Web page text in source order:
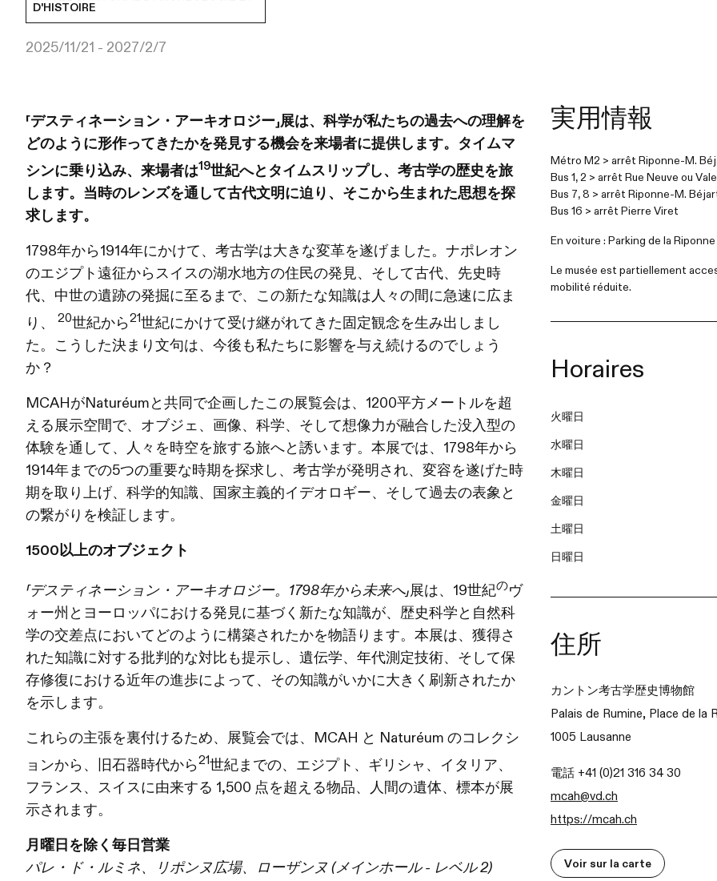
D'HISTOIRE
2025/11/21 - 2027/2/7
「デスティネーション・アーキオロジー」展は、科学が私たちの過去への理解を
どのように形作ってきたかを発見する機会を来場者に提供します。タイムマ
シンに乗り込み、来場者は19世紀へとタイムスリップし、考古学の歴史を旅
します。当時のレンズを通して古代文明に迫り、そこから生まれた思想を探
求します。
1798年から1914年にかけて、考古学は大きな変革を遂げました。ナポレオン
のエジプト遠征からスイスの湖水地方の住民の発見、そして古代、先史時
代、中世の遺跡の発掘に至るまで、この新たな知識は人々の間に急速に広ま
り、 20世紀から 21世紀にかけて受け継がれてきた固定観念を生み出しまし
た。こうした決まり文句は、今後も私たちに影響を与え続けるのでしょう
か？
MCAHがNaturéumと共同で企画したこの展覧会は、1200平方メートルを超
える展示空間で、オブジェ、画像、科学、そして想像力が融合した没入型の
体験を通して、人々を時空を旅する旅へと誘います。本展では、1798年から
1914年までの5つの重要な時期を探求し、考古学が発明され、変容を遂げた時
期を取り上げ、科学的知識、国家主義的イデオロギー、そして過去の表象と
の繋がりを検証します。
1500以上のオブジェクト
「デスティネーション・アーキオロジー。1798年から未来へ」展は、19世紀のヴ
ォー州とヨーロッパにおける発見に基づく新たな知識が、歴史科学と自然科
学の交差点においてどのように構築されたかを物語ります。本展は、獲得さ
れた知識に対する批判的な対比も提示し、遺伝学、年代測定技術、そして保
存修復における近年の進歩によって、その知識がいかに大きく刷新されたか
を示します。
これらの主張を裏付けるため、展覧会では、MCAH と Naturéum のコレクシ
ョンから、旧石器時代から 21世紀までの、エジプト、ギリシャ、イタリア、
フランス、スイスに由来する 1,500 点を超える物品、人間の遺体、標本が展
示されます。
月曜日を除く毎日営業
パレ・ド・ルミネ、リポンヌ広場、ローザンヌ (メインホール - レベル 2)
実用情報
Métro M2 > arrêt Riponne-M.
Bus 1, 2 > arrêt Rue Neuve ou
Bus 7, 8 > arrêt Riponne-M.
Bus 16 > arrêt Pierre Viret
En voiture : Parking de la Riponne
Le musée est partiellement
mobilité réduite.
Horaires
火曜日
水曜日
木曜日
金曜日
土曜日
日曜日
住所
カントン考古学歴史博物館
Palais de Rumine, Place de la
1005 Lausanne
電話 +41 (0)21 316 34 30
mcah@vd.ch
https://mcah.ch
Voir sur la carte